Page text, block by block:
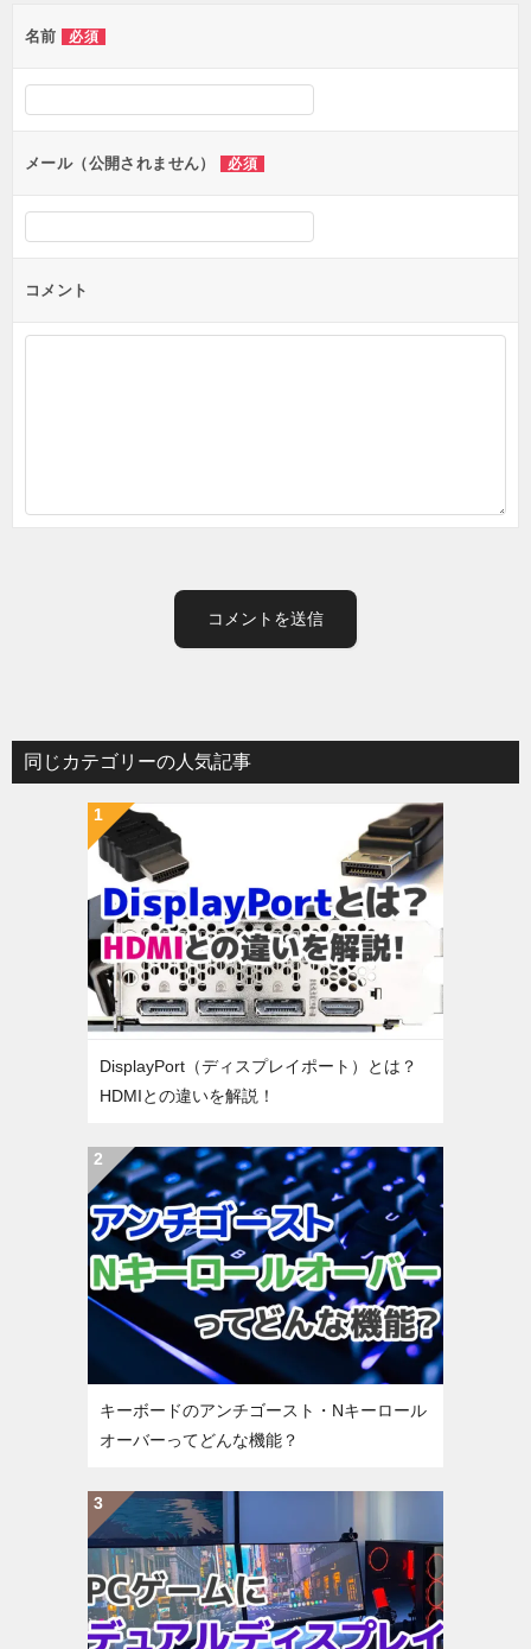
名前 必須
メール（公開されません） 必須
コメント
同じカテゴリーの人気記事
DisplayPort（ディスプレイポート）とは？
HDMIとの違いを解説！
キーボードのアンチゴースト・Nキーロール
オーバーってどんな機能？